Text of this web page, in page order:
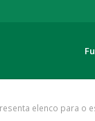
coberturas
elenco para o